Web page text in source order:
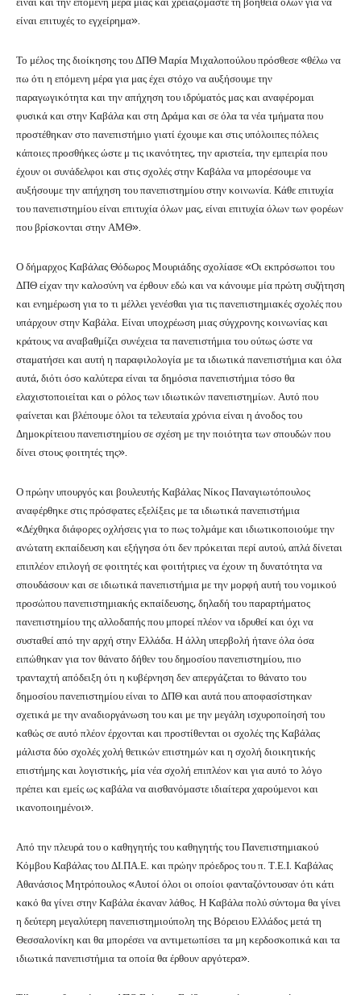
είναι επιτυχές το εγχείρημα».
Το μέλος της διοίκησης του ΔΠΘ Μαρία Μιχαλοπούλου πρόσθεσε «θέλω να
πω ότι η επόμενη μέρα για μας έχει στόχο να αυξήσουμε την
παραγωγικότητα και την απήχηση του ιδρύματός μας και αναφέρομαι
φυσικά και στην Καβάλα και στη Δράμα και σε όλα τα νέα τμήματα που
προστέθηκαν στο πανεπιστήμιο γιατί έχουμε και στις υπόλοιπες πόλεις
κάποιες προσθήκες ώστε μ τις ικανότητες, την αριστεία, την εμπειρία που
έχουν οι συνάδελφοι και στις σχολές στην Καβάλα να μπορέσουμε να
αυξήσουμε την απήχηση του πανεπιστημίου στην κοινωνία. Κάθε επιτυχία
του πανεπιστημίου είναι επιτυχία όλων μας, είναι επιτυχία όλων των φορέων
που βρίσκονται στην ΑΜΘ».
Ο δήμαρχος Καβάλας Θόδωρος Μουριάδης σχολίασε «Οι εκπρόσωποι του
ΔΠΘ είχαν την καλοσύνη να έρθουν εδώ και να κάνουμε μία πρώτη συζήτηση
και ενημέρωση για το τι μέλλει γενέσθαι για τις πανεπιστημιακές σχολές που
υπάρχουν στην Καβάλα. Είναι υποχρέωση μιας σύγχρονης κοινωνίας και
κράτους να αναβαθμίζει συνέχεια τα πανεπιστήμια του ούτως ώστε να
σταματήσει και αυτή η παραφιλολογία με τα ιδιωτικά πανεπιστήμια και όλα
αυτά, διότι όσο καλύτερα είναι τα δημόσια πανεπιστήμια τόσο θα
ελαχιστοποιείται και ο ρόλος των ιδιωτικών πανεπιστημίων. Αυτό που
φαίνεται και βλέπουμε όλοι τα τελευταία χρόνια είναι η άνοδος του
Δημοκρίτειου πανεπιστημίου σε σχέση με την ποιότητα των σπουδών που
δίνει στους φοιτητές της».
Ο πρώην υπουργός και βουλευτής Καβάλας Νίκος Παναγιωτόπουλος
αναφέρθηκε στις πρόσφατες εξελίξεις με τα ιδιωτικά πανεπιστήμια
«Δέχθηκα διάφορες οχλήσεις για το πως τολμάμε και ιδιωτικοποιούμε την
ανώτατη εκπαίδευση και εξήγησα ότι δεν πρόκειται περί αυτού, απλά δίνεται
επιπλέον επιλογή σε φοιτητές και φοιτήτριες να έχουν τη δυνατότητα να
σπουδάσουν και σε ιδιωτικά πανεπιστήμια με την μορφή αυτή του νομικού
προσώπου πανεπιστημιακής εκπαίδευσης, δηλαδή του παραρτήματος
πανεπιστημίου της αλλοδαπής που μπορεί πλέον να ιδρυθεί και όχι να
συσταθεί από την αρχή στην Ελλάδα. Η άλλη υπερβολή ήτανε όλα όσα
ειπώθηκαν για τον θάνατο δήθεν του δημοσίου πανεπιστημίου, πιο
τρανταχτή απόδειξη ότι η κυβέρνηση δεν απεργάζεται το θάνατο του
δημοσίου πανεπιστημίου είναι το ΔΠΘ και αυτά που αποφασίστηκαν
σχετικά με την αναδιοργάνωση του και με την μεγάλη ισχυροποίησή του
καθώς σε αυτό πλέον έρχονται και προστίθενται οι σχολές της Καβάλας
μάλιστα δύο σχολές χολή θετικών επιστημών και η σχολή διοικητικής
επιστήμης και λογιστικής, μία νέα σχολή επιπλέον και για αυτό το λόγο
πρέπει και εμείς ως καβάλα να αισθανόμαστε ιδιαίτερα χαρούμενοι και
ικανοποιημένοι».
Από την πλευρά του ο καθηγητής του καθηγητής του Πανεπιστημιακού
Κόμβου Καβάλας του ΔΙ.ΠΑ.Ε. και πρώην πρόεδρος του π. Τ.Ε.Ι. Καβάλας
Αθανάσιος Μητρόπουλος «Αυτοί όλοι οι οποίοι φανταζόντουσαν ότι κάτι
κακό θα γίνει στην Καβάλα έκαναν λάθος. Η Καβάλα πολύ σύντομα θα γίνει
η δεύτερη μεγαλύτερη πανεπιστημιούπολη της Βόρειου Ελλάδος μετά τη
Θεσσαλονίκη και θα μπορέσει να αντιμετωπίσει τα μη κερδοσκοπικά και τα
ιδιωτικά πανεπιστήμια τα οποία θα έρθουν αργότερα».